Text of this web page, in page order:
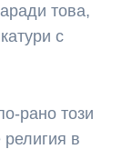
това,
с
рано този
в